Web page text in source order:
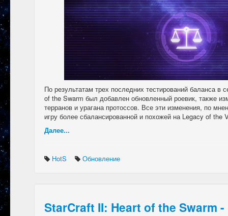
По результатам трех последних тестирований баланса в
of the Swarm был добавлен обновленный роевик, также
терранов и урагана протоссов. Все эти изменения, по
игру более сбалансированной и похожей на Legacy of the
Далее...
HotS Обновление
StarCraft II: Heart of the Swarm